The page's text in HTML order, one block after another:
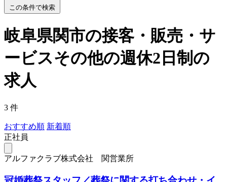
この条件で検索
岐阜県関市の接客・販売・サ
ービスその他の週休2日制の
求人
3 件
おすすめ順 新着順
正社員
アルファクラブ株式会社 関営業所